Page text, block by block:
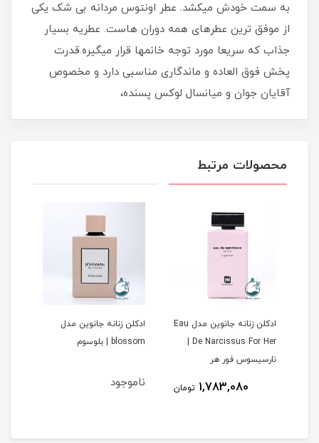
به سمت خودش میکشد. عطر اونتوس مردانه بی شک یکی
از موفق ترین عطرهای همه دوران هاست. عطریه بسیار
جذاب که سریعا مورد توجه خانمها قرار میگیره.قدرت
پخش فوق العاده و ماندگاری مناسبی دارد و مخصوص
آقایان جوان و میانسال لوکس پسنده،
محصولات مرتبط
ادکلن زنانه جانوین مدل Eau
نارسیسوس فور هر
1,783,080 تومان
ادکلن زنانه جانوین مدل
blossom | بلوسوم
ناموجود